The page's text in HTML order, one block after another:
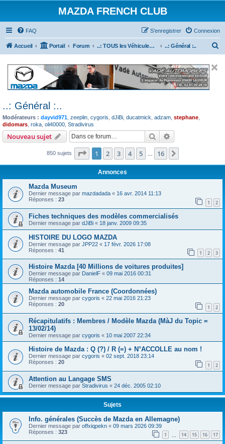
MAZDA FRENCH CLUB
FAQ Connexion
S’enregistrer
Accueil Portail Forum ..: TOUS les Véhicules MAZDA :.. ..: Général :..
..: Général :..
Modérateurs : dayvid971 zeeplin cygoris dJiBi ducatmick adzam stephane
didomars roka oli40000 Stradivirus
Nouveau sujet Rechercher
850 sujets Page 1sur16
1 2 3 4 5 16
Annonces
Mazda Museum
Dernier message par mazdadada « 16 avr. 2014 11:13
Réponses : 23 1 2
Fiches techniques des modèles commercialisés
Dernier message par dJiBi « 18 janv. 2009 09:35
HISTOIRE DU LOGO MAZDA
Dernier message par JPP22 « 17 févr. 2026 17:08
Réponses : 41 1 2 3
Histoire Mazda [40 Millions de voitures produites]
Dernier message par DanielF « 09 mai 2016 00:31
Réponses : 14
Mazda automobile France (Coordonnées)
Dernier message par cygoris « 22 mai 2016 21:23
Réponses : 20 1 2
Récapitulatifs : Membres / Modèle Mazda (MàJ du Topic =
13/02/14)
Dernier message par cygoris « 10 mai 2007 22:34
Histoire de Mazda : Q (?) / R (=) + N°ACCOLLE au nom !
Dernier message par cygoris « 02 sept. 2018 23:14
Réponses : 20 1 2
Attention au Langage SMS
Dernier message par Stradivirus « 24 déc. 2005 02:10
Sujets
Info. générales (Succès de Mazda en Allemagne)
Dernier message par offxiqpekn « 09 mars 2026 09:39
Réponses : 323 1 14 15 16 17